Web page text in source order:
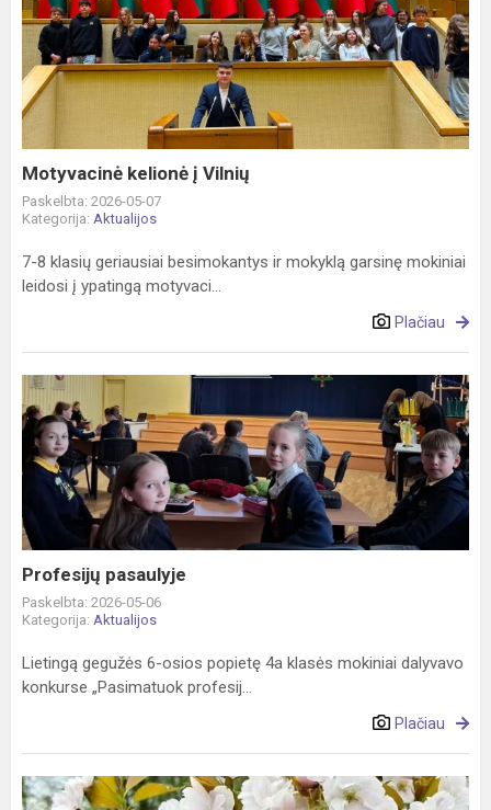
kelionė
Vilnių
Motyvacinė kelionė į Vilnių
Paskelbta: 2026-05-07
Kategorija: Aktualijos
7-8 klasių geriausiai besimokantys ir mokyklą garsinę mokiniai
leidosi į ypatingą motyvaci...
Plačiau
Profesijų
pasaulyje
Profesijų pasaulyje
Paskelbta: 2026-05-06
Kategorija: Aktualijos
Lietingą gegužės 6-osios popietę 4a klasės mokiniai dalyvavo
konkurse „Pasimatuok profesij...
Plačiau
Pražydo